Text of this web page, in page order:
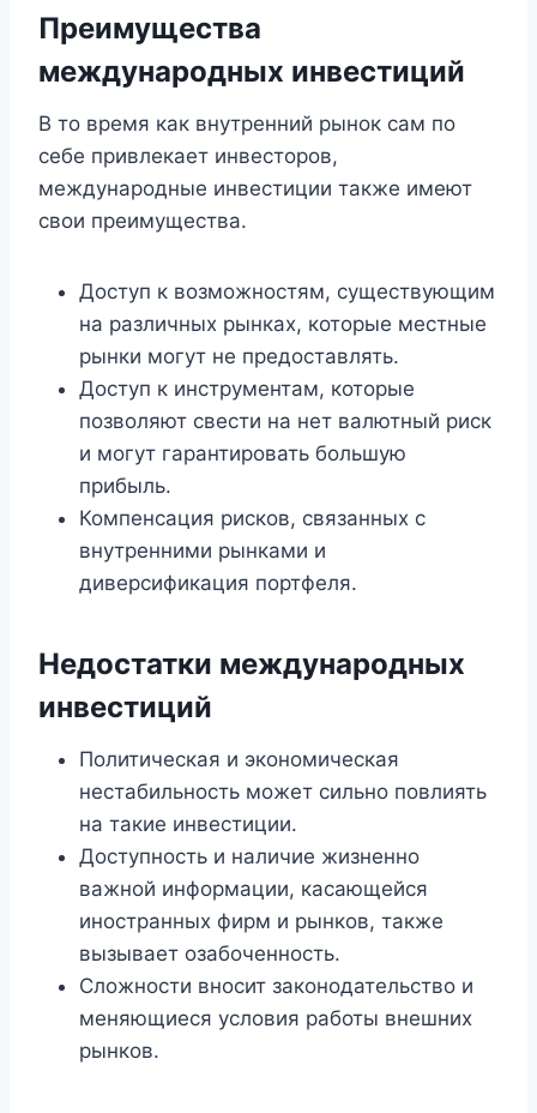
Преимущества
международных инвестиций
В то время как внутренний рынок сам по
себе привлекает инвесторов,
международные инвестиции также имеют
свои преимущества.
Доступ к возможностям, существующим
на различных рынках, которые местные
рынки могут не предоставлять.
Доступ к инструментам, которые
позволяют свести на нет валютный риск
и могут гарантировать большую
прибыль.
Компенсация рисков, связанных с
внутренними рынками и
диверсификация портфеля.
Недостатки международных
инвестиций
Политическая и экономическая
нестабильность может сильно повлиять
на такие инвестиции.
Доступность и наличие жизненно
важной информации, касающейся
иностранных фирм и рынков, также
вызывает озабоченность.
Сложности вносит законодательство и
меняющиеся условия работы внешних
рынков.